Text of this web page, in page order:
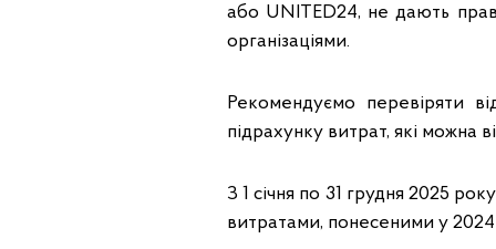
або UNITED24, не дають
організаціями.
Рекомендуємо перевіряти
підрахунку витрат, які можна
З 1 січня по 31 грудня 2025
витратами, понесеними у 2024